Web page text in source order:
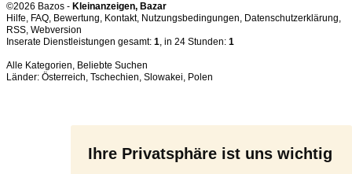
Ihre Privatsphäre ist uns wichtig
©2026 Bazos - Kleinanzeigen, Bazar
Hilfe, FAQ, Bewertung, Kontakt, Nutzungsbedingungen, Datenschutzerklärung,
RSS,
Inserate Dienstleistungen gesamt: 1, in 24 Stunden: 1
Alle Kategorien, Beliebte Suchen
Länder: Österreich, Tschechien, Slowakei, Polen